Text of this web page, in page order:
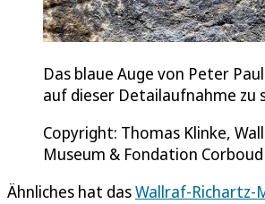
Das blaue Auge von Peter
auf dieser Detailaufnahme zu
Copyright: Thomas Klinke,
Museum & Fondation
Ähnliches hat dasWallraf-Richartz-